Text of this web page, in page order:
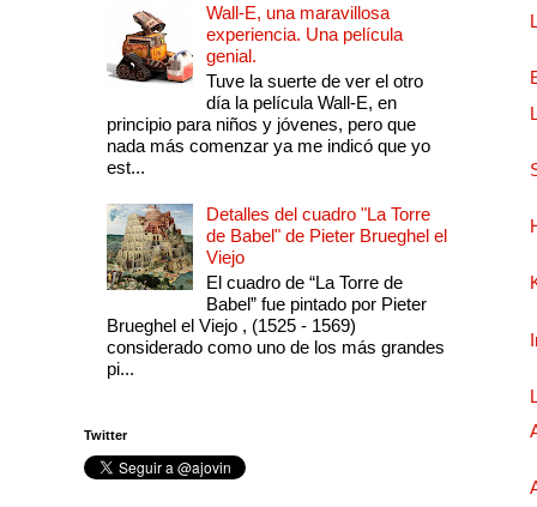
Wall-E, una maravillosa
experiencia. Una película
genial.
Tuve la suerte de ver el otro
día la película Wall-E, en
principio para niños y jóvenes, pero que
nada más comenzar ya me indicó que yo
est...
Detalles del cuadro "La Torre
de Babel" de Pieter Brueghel el
Viejo
El cuadro de “La Torre de
Babel” fue pintado por Pieter
Brueghel el Viejo , (1525 - 1569)
considerado como uno de los más grandes
pi...
Twitter